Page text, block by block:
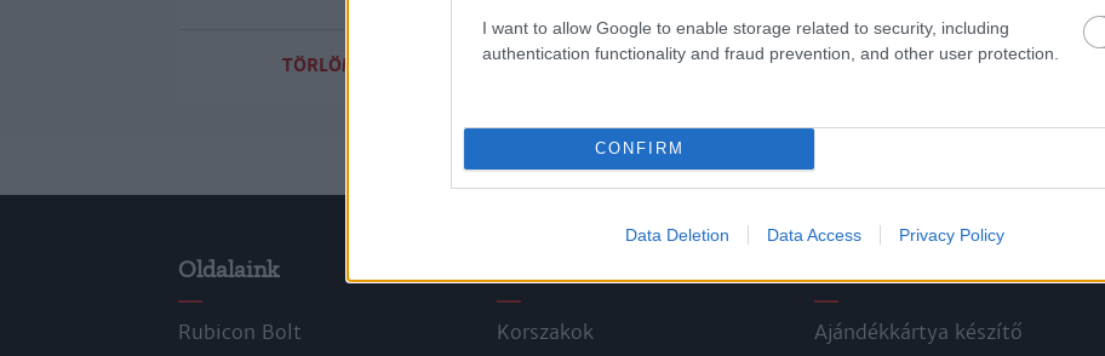
I want to allow Google to enable storage related to security, including
authentication functionality and fraud prevention, and other user protection.
CONFIRM
Data Deletion Data Access Privacy Policy
TÖRLÖM A SZŰRŐKET
Oldalaink
Rubicon Bolt
Korszakok
Ajándékkártya készítő